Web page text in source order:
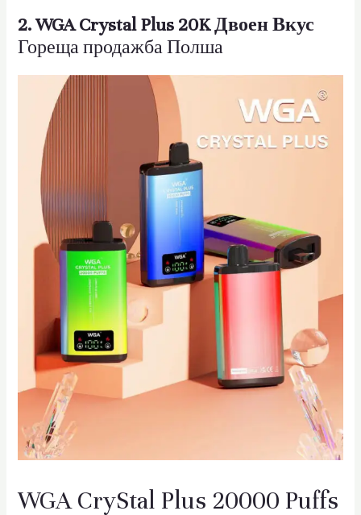
2. WGA Crystal Plus 20K Двоен Вкус
Гореща продажба Полша
WGA CryStal Plus 20000 Puffs